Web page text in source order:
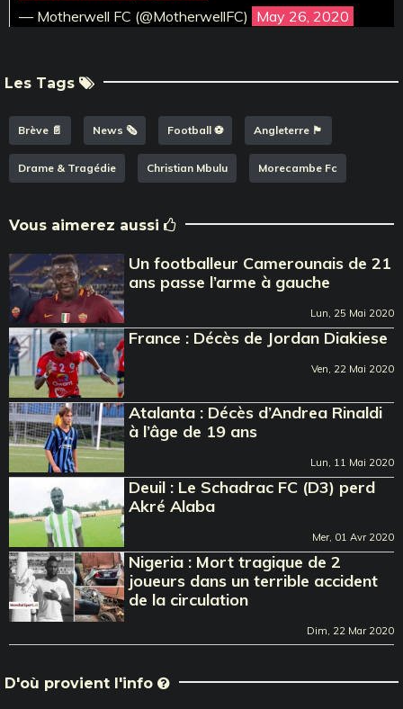
— Motherwell FC (@MotherwellFC) May 26, 2020
Les Tags
Brève 📄 News 🗞️ Football ⚽️ Angleterre 🏴󠁧󠁢󠁥󠁮󠁧󠁿
Drame & Tragédie Christian Mbulu Morecambe Fc
Vous aimerez aussi
Un footballeur Camerounais de 21
ans passe l’arme à gauche
Lun, 25 Mai 2020
France : Décès de Jordan Diakiese
Ven, 22 Mai 2020
Atalanta : Décès d’Andrea Rinaldi
à l’âge de 19 ans
Lun, 11 Mai 2020
Deuil : Le Schadrac FC (D3) perd
Akré Alaba
Mer, 01 Avr 2020
Nigeria : Mort tragique de 2
joueurs dans un terrible accident
de la circulation
Dim, 22 Mar 2020
D'où provient l'info